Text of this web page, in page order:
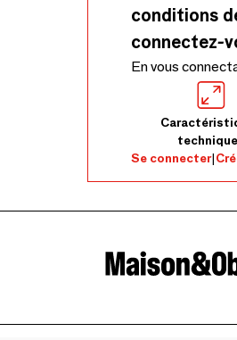
conditions
connectez-
En vous
Se connecter|